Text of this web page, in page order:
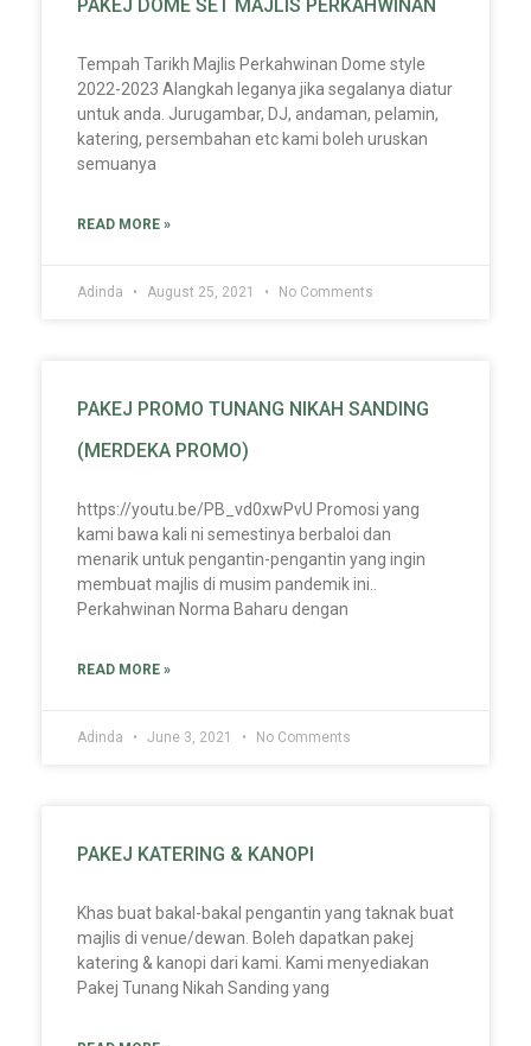
PAKEJ DOME SET MAJLIS PERKAHWINAN
Tempah Tarikh Majlis Perkahwinan Dome style
2022-2023 Alangkah leganya jika segalanya diatur
untuk anda. Jurugambar, DJ, andaman, pelamin,
katering, persembahan etc kami boleh uruskan
semuanya
READ MORE »
Adinda August 25, 2021 No Comments
PAKEJ PROMO TUNANG NIKAH SANDING
(MERDEKA PROMO)
https://youtu.be/PB_vd0xwPvU Promosi yang
kami bawa kali ni semestinya berbaloi dan
menarik untuk pengantin-pengantin yang ingin
membuat majlis di musim pandemik ini..
Perkahwinan Norma Baharu dengan
READ MORE »
Adinda June 3, 2021 No Comments
PAKEJ KATERING & KANOPI
Khas buat bakal-bakal pengantin yang taknak buat
majlis di venue/dewan. Boleh dapatkan pakej
katering & kanopi dari kami. Kami menyediakan
Pakej Tunang Nikah Sanding yang